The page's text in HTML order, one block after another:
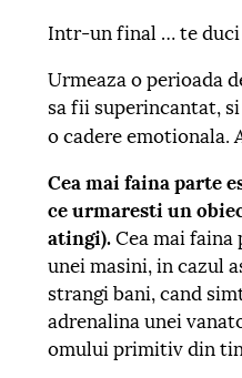
Intr-un final … te duci
Urmeaza o perioada
sa fii superincantat,
o cadere emotionala.
Cea mai faina parte
ce urmaresti un
atingi).Cea mai
unei masini, in cazul
strangi bani, cand
adrenalina unei
omului primitiv din